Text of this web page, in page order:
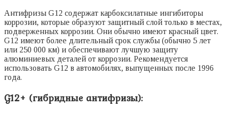
Антифризы G12 содержат карбоксилатные ингибиторы
коррозии, которые образуют защитный слой только в местах,
подверженных коррозии. Они обычно имеют красный цвет.
G12 имеют более длительный срок службы (обычно 5 лет
или 250 000 км) и обеспечивают лучшую защиту
алюминиевых деталей от коррозии. Рекомендуется
использовать G12 в автомобилях, выпущенных после 1996
года.
G12+ (гибридные антифризы):